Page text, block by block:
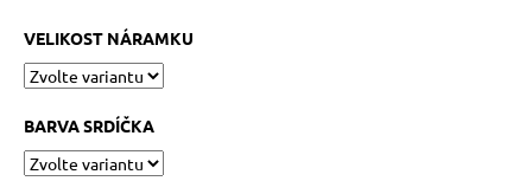
VELIKOST NÁRAMKU
BARVA SRDÍČKA
o
p
o
u
č